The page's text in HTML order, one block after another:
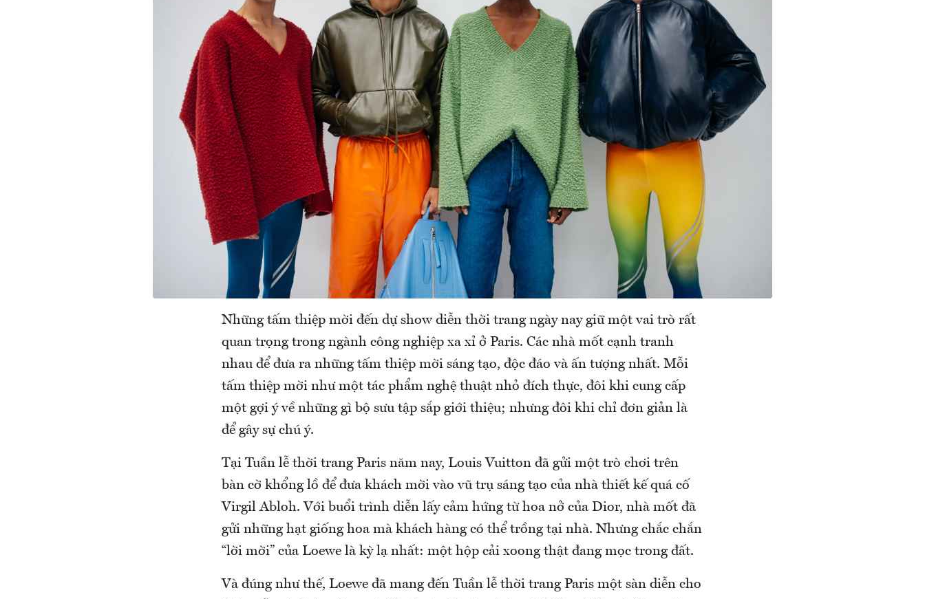
Những tấm thiệp mời đến dự show diễn thời trang ngày nay giữ một vai trò rất
quan trọng trong ngành công nghiệp xa xỉ ở Paris. Các nhà mốt cạnh tranh
nhau để đưa ra những tấm thiệp mời sáng tạo, độc đáo và ấn tượng nhất. Mỗi
tấm thiệp mời như một tác phẩm nghệ thuật nhỏ đích thực, đôi khi cung cấp
một gợi ý về những gì bộ sưu tập sắp giới thiệu; nhưng đôi khi chỉ đơn giản là
để gây sự chú ý.
Tại Tuần lễ thời trang Paris năm nay, Louis Vuitton đã gửi một trò chơi trên
bàn cờ khổng lồ để đưa khách mời vào vũ trụ sáng tạo của nhà thiết kế quá cố
Virgil Abloh. Với buổi trình diễn lấy cảm hứng từ hoa nở của Dior, nhà mốt đã
gửi những hạt giống hoa mà khách hàng có thể trồng tại nhà. Nhưng chắc chắn
“lời mời” của Loewe là kỳ lạ nhất: một hộp cải xoong thật đang mọc trong đất.
Và đúng như thế, Loewe đã mang đến Tuần lễ thời trang Paris một sàn diễn cho